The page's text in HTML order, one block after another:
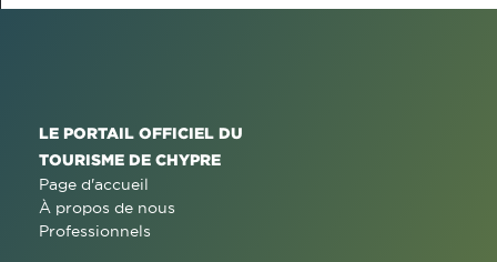
LE PORTAIL OFFICIEL DU
TOURISME DE CHYPRE
Page d'accueil
À propos de nous
Professionnels